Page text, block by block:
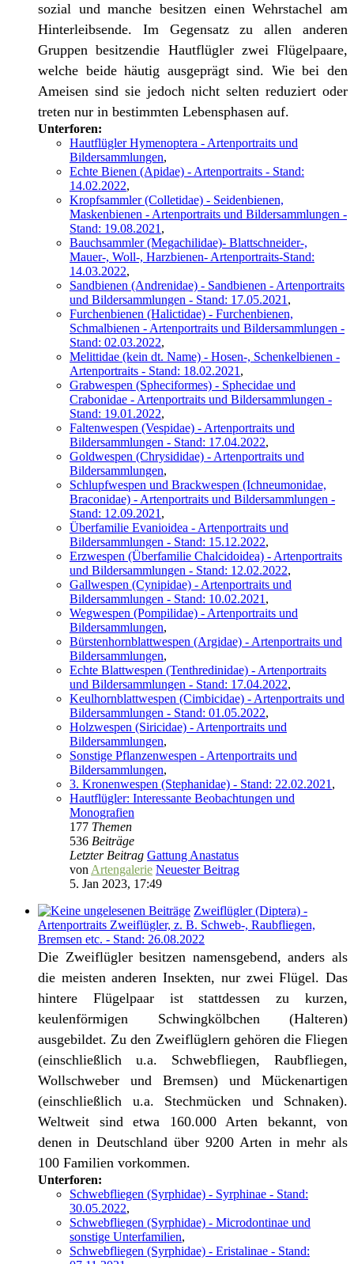
sozial und manche besitzen einen Wehrstachel am
Hinterleibsende. Im Gegensatz zu allen anderen
Gruppen besitzendie Hautflügler zwei Flügelpaare,
welche beide häutig ausgeprägt sind. Wie bei den
Ameisen sind sie jedoch nicht selten reduziert oder
treten nur in bestimmten Lebensphasen auf.
Unterforen:
Hautflügler Hymenoptera - Artenportraits und
Bildersammlungen,
Echte Bienen (Apidae) - Artenportraits - Stand:
14.02.2022,
Kropfsammler (Colletidae) - Seidenbienen,
Maskenbienen - Artenportraits und Bildersammlungen -
Stand: 19.08.2021 ,
Bauchsammler (Megachilidae)- Blattschneider-,
Mauer-, Woll-, Harzbienen- Artenportraits-Stand:
14.03.2022,
Sandbienen (Andrenidae) - Sandbienen - Artenportraits
und Bildersammlungen - Stand: 17.05.2021 ,
Furchenbienen (Halictidae) - Furchenbienen,
Schmalbienen - Artenportraits und Bildersammlungen -
Stand: 02.03.2022,
Melittidae (kein dt. Name) - Hosen-, Schenkelbienen -
Artenportraits - Stand: 18.02.2021 ,
Grabwespen (Spheciformes) - Sphecidae und
Crabonidae - Artenportraits und Bildersammlungen -
Stand: 19.01.2022,
Faltenwespen (Vespidae) - Artenportraits und
Bildersammlungen - Stand: 17.04.2022,
Goldwespen (Chrysididae) - Artenportraits und
Bildersammlungen,
Schlupfwespen und Brackwespen (Ichneumonidae,
Braconidae) - Artenportraits und Bildersammlungen -
Stand: 12.09.2021 ,
Überfamilie Evanioidea - Artenportraits und
Bildersammlungen - Stand: 15.12.2022,
Erzwespen (Überfamilie Chalcidoidea) - Artenportraits
und Bildersammlungen - Stand: 12.02.2022,
Gallwespen (Cynipidae) - Artenportraits und
Bildersammlungen - Stand: 10.02.2021 ,
Wegwespen (Pompilidae) - Artenportraits und
Bildersammlungen,
Bürstenhornblattwespen (Argidae) - Artenportraits und
Bildersammlungen,
Echte Blattwespen (Tenthredinidae) - Artenportraits
und Bildersammlungen - Stand: 17.04.2022,
Keulhornblattwespen (Cimbicidae) - Artenportraits und
Bildersammlungen - Stand: 01.05.2022,
Holzwespen (Siricidae) - Artenportraits und
Bildersammlungen,
Sonstige Pflanzenwespen - Artenportraits und
Bildersammlungen,
3. Kronenwespen (Stephanidae) - Stand: 22.02.2021 ,
Hautflügler: Interessante Beobachtungen und
Monografien
177 Themen
536 Beiträge
Letzter Beitrag Gattung Anastatus
von Artengalerie Neuester Beitrag
5. Jan 2023, 17:49
Zweiflügler (Diptera) -
Artenportraits Zweiflügler, z. B. Schweb-, Raubfliegen,
Bremsen etc. - Stand: 26.08.2022
Die Zweiflügler besitzen namensgebend, anders als
die meisten anderen Insekten, nur zwei Flügel. Das
hintere Flügelpaar ist stattdessen zu kurzen,
keulenförmigen Schwingkölbchen (Halteren)
ausgebildet. Zu den Zweiflüglern gehören die Fliegen
(einschließlich u.a. Schwebfliegen, Raubfliegen,
Wollschweber und Bremsen) und Mückenartigen
(einschließlich u.a. Stechmücken und Schnaken).
Weltweit sind etwa 160.000 Arten bekannt, von
denen in Deutschland über 9200 Arten in mehr als
100 Familien vorkommen.
Unterforen:
Schwebfliegen (Syrphidae) - Syrphinae - Stand:
30.05.2022,
Schwebfliegen (Syrphidae) - Microdontinae und
sonstige Unterfamilien,
Schwebfliegen (Syrphidae) - Eristalinae - Stand: